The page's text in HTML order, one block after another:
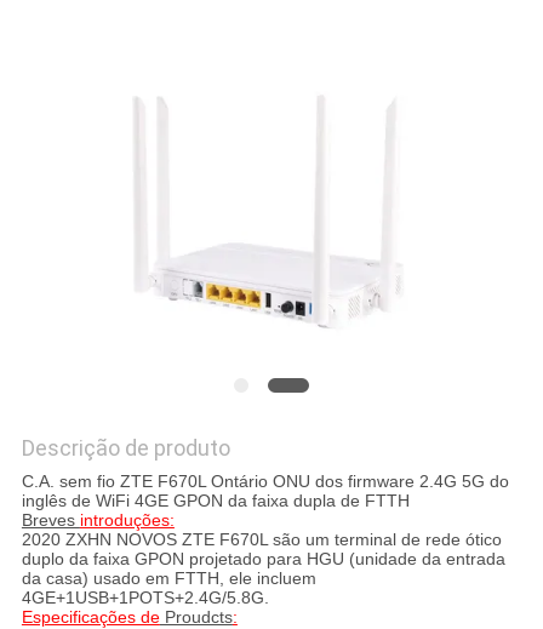
Descrição de produto
C.A. sem fio ZTE F670L Ontário ONU dos firmware 2.4G 5G do
inglês de WiFi 4GE GPON da faixa dupla de FTTH
Breves introduções:
2020 ZXHN NOVOS ZTE F670Lsão um terminal de rede ótico
duplo da faixa GPON projetado para HGU (unidade da entrada
da casa) usado em FTTH, ele incluem
4GE+1USB+1POTS+2.4G/5.8G.
Especificações deProudcts: